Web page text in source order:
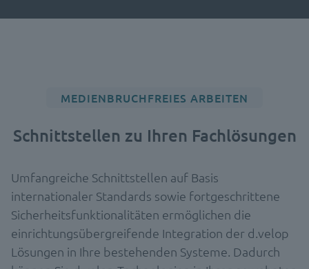
MEDIENBRUCHFREIES ARBEITEN
Schnittstellen zu Ihren Fachlösungen
Umfangreiche Schnittstellen auf Basis
internationaler Standards sowie fortgeschrittene
Sicherheitsfunktionalitäten ermöglichen die
einrichtungsübergreifende Integration der d.velop
Lösungen in Ihre bestehenden Systeme. Dadurch